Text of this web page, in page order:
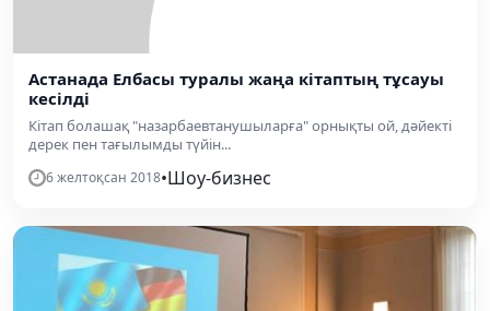
Астанада Елбасы туралы жаңа кітаптың тұсауы
кесілді
Кітап болашақ "назарбаевтанушыларға" орнықты ой, дәйекті
дерек пен тағылымды түйін...
6 желтоқсан 2018•Шоу-бизнес